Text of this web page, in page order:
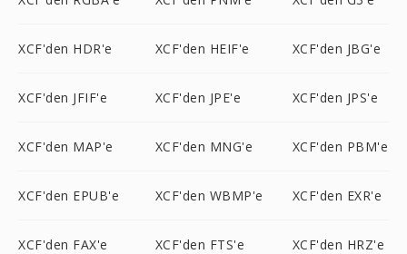
XCF'den HDR'e XCF'den HEIF'e XCF'den JBG'e
XCF'den JFIF'e XCF'den JPE'e XCF'den JPS'e
XCF'den MAP'e XCF'den MNG'e XCF'den PBM'e
XCF'den EPUB'e XCF'den WBMP'e XCF'den EXR'e
XCF'den FAX'e XCF'den FTS'e XCF'den HRZ'e